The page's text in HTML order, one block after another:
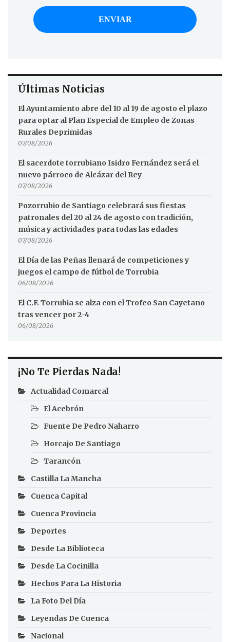
Últimas Noticias
El Ayuntamiento abre del 10 al 19 de agosto el plazo
para optar al Plan Especial de Empleo de Zonas
Rurales Deprimidas
07/08/2026
El sacerdote torrubiano Isidro Fernández será el
nuevo párroco de Alcázar del Rey
07/08/2026
Pozorrubio de Santiago celebrará sus fiestas
patronales del 20 al 24 de agosto con tradición,
música y actividades para todas las edades
07/08/2026
El Día de las Peñas llenará de competiciones y
juegos el campo de fútbol de Torrubia
06/08/2026
El C.F. Torrubia se alza con el Trofeo San Cayetano
tras vencer por 2-4
06/08/2026
¡No Te Pierdas Nada!
Actualidad Comarcal
El Acebrón
Fuente De Pedro Naharro
Horcajo De Santiago
Tarancón
Castilla La Mancha
Cuenca Capital
Cuenca Provincia
Deportes
Desde La Biblioteca
Desde La Cocinilla
Hechos Para La Historia
La Foto Del Día
Leyendas De Cuenca
Nacional